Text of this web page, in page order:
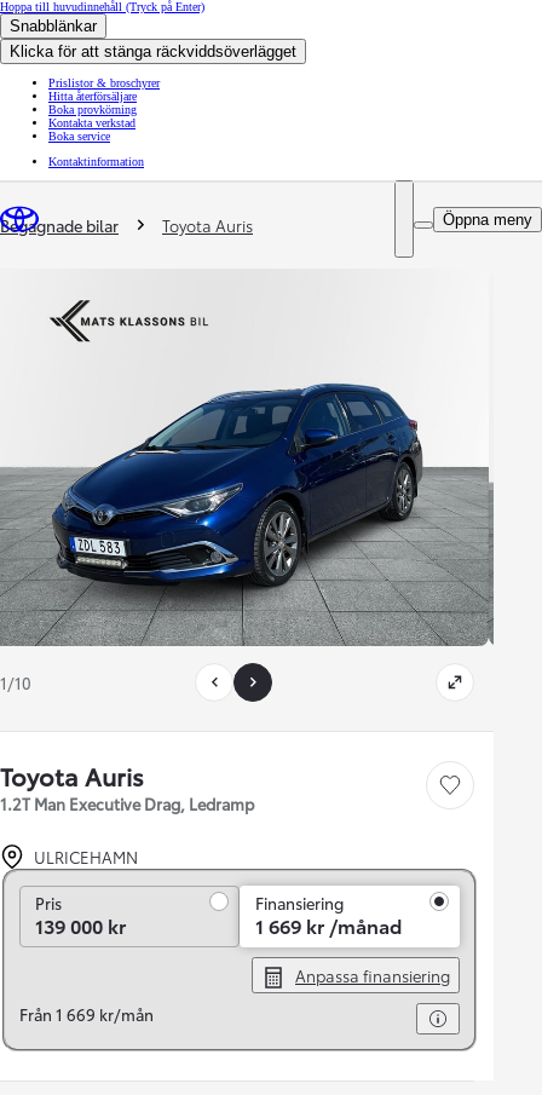
Hoppa till huvudinnehåll (Tryck på Enter)
Snabblänkar
Klicka för att stänga räckviddsöverlägget
Prislistor & broschyrer
Hitta återförsäljare
Boka provkörning
Kontakta verkstad
Boka service
Kontaktinformation
Öppna meny
You are here
Begagnade bilar Toyota Auris
1/10
Toyota Auris
1.2T Man Executive Drag, Ledramp
Save car
ULRICEHAMN
PrisPris
139 000 kr
Finansiering
1 669 kr /månad
Anpassa finansiering
Från 1 669 kr/mån